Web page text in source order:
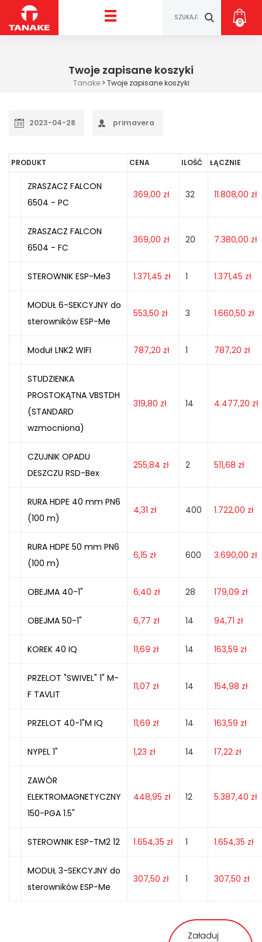
0
Twoje zapisane koszyki
Tanake> Twoje zapisane koszyki
2023-04-28 primavera
PRODUKT CENA ILOŚĆ ŁĄCZNIE
ZRASZACZ FALCON
6504 - PC
369,00 zł 32 11.808,00 zł
ZRASZACZ FALCON
6504 - FC
369,00 zł 20 7.380,00 zł
STEROWNIK ESP-Me3 1.371,45 zł 1 1.371,45 zł
MODUŁ 6-SEKCYJNY do
sterowników ESP-Me
553,50 zł 3 1.660,50 zł
Moduł LNK2 WIFI 787,20 zł 1 787,20 zł
STUDZIENKA
PROSTOKĄTNA VBSTDH
(STANDARD
wzmocniona)
319,80 zł 14 4.477,20 zł
CZUJNIK OPADU
DESZCZU RSD-Bex
255,84 zł 2 511,68 zł
RURA HDPE 40 mm PN6
(100 m)
4,31 zł 400 1.722,00 zł
RURA HDPE 50 mm PN6
(100 m)
6,15 zł 600 3.690,00 zł
OBEJMA 40-1" 6,40 zł 28 179,09 zł
OBEJMA 50-1" 6,77 zł 14 94,71 zł
KOREK 40 IQ 11,69 zł 14 163,59 zł
PRZELOT "SWIVEL" 1" M-
F TAVLIT
11,07 zł 14 154,98 zł
PRZELOT 40-1"M IQ 11,69 zł 14 163,59 zł
NYPEL 1" 1,23 zł 14 17,22 zł
ZAWÓR
ELEKTROMAGNETYCZNY
150-PGA 1.5"
448,95 zł 12 5.387,40 zł
STEROWNIK ESP-TM2 12 1.654,35 zł 1 1.654,35 zł
MODUŁ 3-SEKCYJNY do
sterowników ESP-Me
307,50 zł 1 307,50 zł
Załaduj